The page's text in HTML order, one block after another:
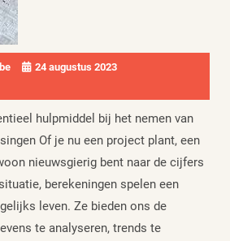
24 augustus 2023
hulpmiddel bij het nemen van
Of je nu een project plant, een
nieuwsgierig bent naar de cijfers
berekeningen spelen een
leven. Ze bieden ons de
te analyseren, trends te